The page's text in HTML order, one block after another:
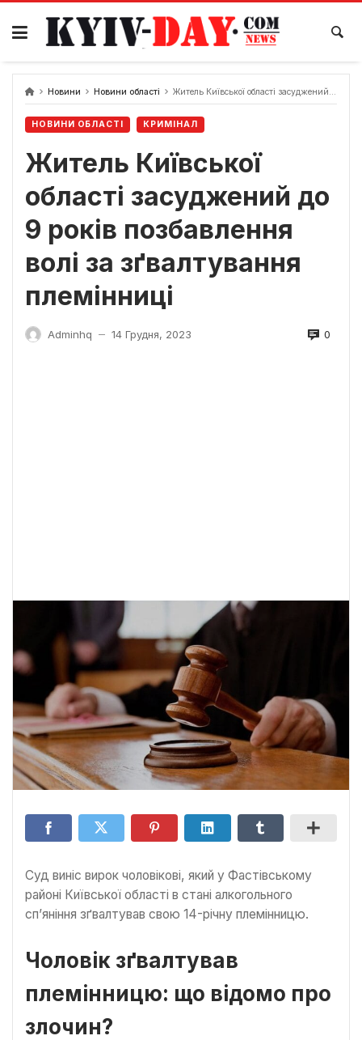
Перейти
вмісту
Новини Новини області Житель Київської області засуджений до 9 років позбавлення волі за зґвалтування племінниці
НОВИНИ ОБЛАСТІ КРИМІНАЛ
Житель Київської
області засуджений до
9 років позбавлення
волі за зґвалтування
племінниці
Adminhq — 14 Грудня, 2023 0
Суд виніс вирок чоловікові, який у Фастівському
районі Київської області в стані алкогольного
сп’яніння зґвалтував свою 14-річну племінницю.
Чоловік зґвалтував
племінницю: що відомо про
злочин?